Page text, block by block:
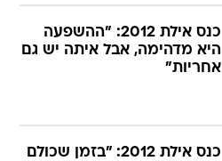
כנס אילת 2012: "ההשפעה
היא מדהימה, אבל איתה יש גם
אחריות"
כנס אילת 2012: "בזמן שכולם